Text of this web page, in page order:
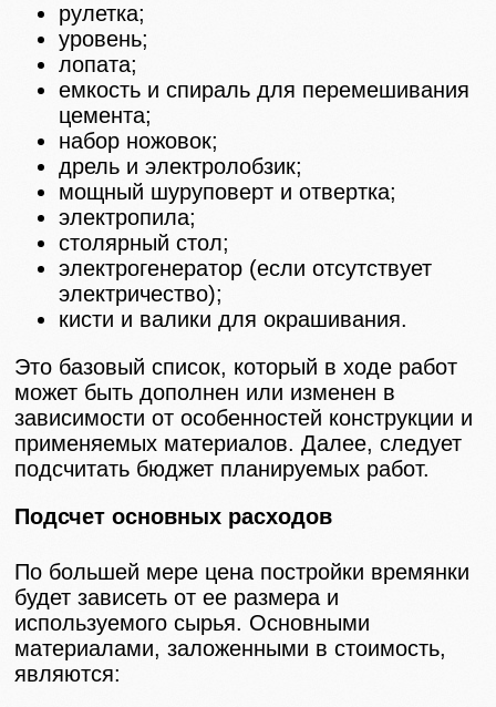
рулетка;
уровень;
лопата;
емкость и спираль для перемешивания
цемента;
набор ножовок;
дрель и электролобзик;
мощный шуруповерт и отвертка;
электропила;
столярный стол;
электрогенератор (если отсутствует
электричество);
кисти и валики для окрашивания.
Это базовый список, который в ходе работ
может быть дополнен или изменен в
зависимости от особенностей конструкции и
применяемых материалов. Далее, следует
подсчитать бюджет планируемых работ.
Подсчет основных расходов
По большей мере цена постройки времянки
будет зависеть от ее размера и
используемого сырья. Основными
материалами, заложенными в стоимость,
являются: